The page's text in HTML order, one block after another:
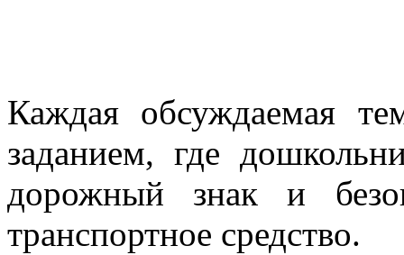
Каждая обсуждаемая
заданием, где
дорожный знак и
транспортное средство.